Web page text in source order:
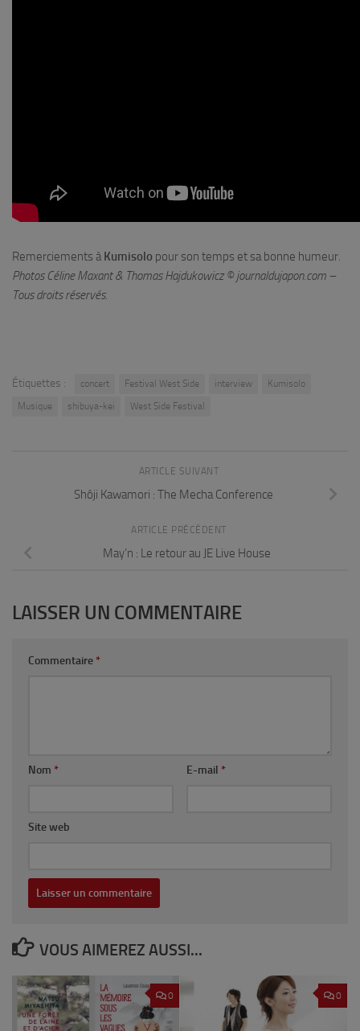
Remerciements à Kumisolo pour son temps et sa bonne humeur.
Photos Céline Maxant & Thomas Hajdukowicz © journaldujapon.com –
Tous droits réservés.
Étiquettes : concert Festival West Side interview
Kumisolo
Musique
shibuya-kei West Side Festival
ARTICLE SUIVANT
Shôji Kawamori : The Mecha Conference
ARTICLE PRÉCÉDENT
May’n : Le retour au JE Live House
LAISSER UN COMMENTAIRE
Commentaire *
Nom * E-mail *
Site web
VOUS AIMEREZ AUSSI...
0 0